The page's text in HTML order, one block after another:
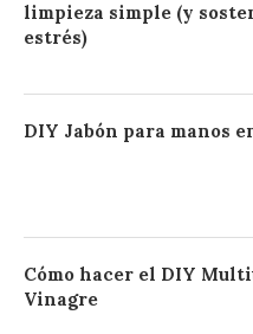
limpieza simple (y
estrés)
DIY Jabón para manos
Cómo hacer el DIY
Vinagre